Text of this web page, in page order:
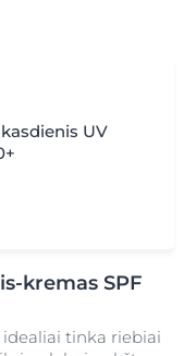
UV
kremas SPF
idealiai tinka riebiai